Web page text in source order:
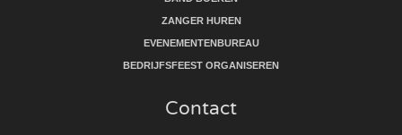
ZANGER HUREN
EVENEMENTENBUREAU
BEDRIJFSFEEST ORGANISEREN
Contact